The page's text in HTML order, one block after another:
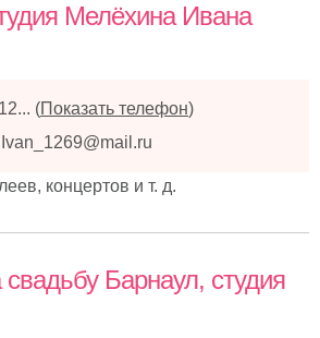
Мелёхина Ивана
(Показать телефон)
Ivan_1269@mail.ru
концертов и т. д.
Барнаул, студия